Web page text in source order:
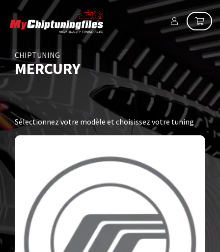
CHIPTUNING
MERCURY
Sélectionnez votre modèle et choisissez votre tuning